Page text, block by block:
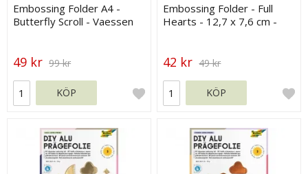
Embossing Folder A4 -
Butterfly Scroll - Vaessen
49 kr 99 kr
KÖP
Embossing Folder - Full
Hearts - 12,7 x 7,6 cm -
42 kr 49 kr
KÖP